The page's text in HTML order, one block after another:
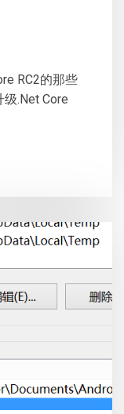
RC2的那些
.Net Core